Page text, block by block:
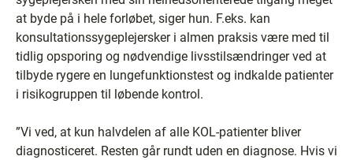
at byde på i hele forløbet, siger hun. F.eks. kan
konsultationssygeplejersker i almen praksis være med til
tidlig opsporing og nødvendige livsstilsændringer ved at
tilbyde rygere en lungefunktionstest og indkalde patienter
i risikogruppen til løbende kontrol.
”Vi ved, at kun halvdelen af alle KOL-patienter bliver
diagnosticeret. Resten går rundt uden en diagnose. Hvis vi